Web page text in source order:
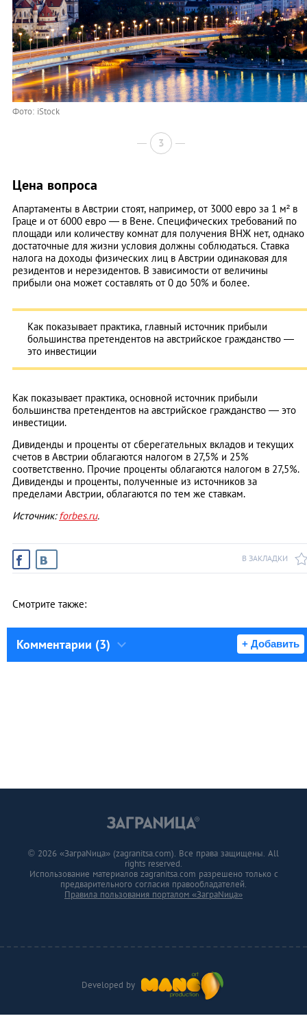
Фото: iStock
3
Цена вопроса
Апартаменты в Австрии стоят, например, от 3000 евро за 1 м² в
Граце и от 6000 евро — в Вене. Специфических требований по
площади или количеству комнат для получения ВНЖ нет, однако
достаточные для жизни условия должны соблюдаться. Ставка
налога на доходы физических лиц в Австрии одинаковая для
резидентов и нерезидентов. В зависимости от величины
прибыли она может составлять от 0 до 50% и более.
Как показывает практика, главный источник прибыли
большинства претендентов на австрийское гражданство —
это инвестиции
Как показывает практика, основной источник прибыли
большинства претендентов на австрийское гражданство — это
инвестиции.
Дивиденды и проценты от сберегательных вкладов и текущих
счетов в Австрии облагаются налогом в 27,5% и 25%
соответственно. Прочие проценты облагаются налогом в 27,5%.
Дивиденды и проценты, полученные из источников за
пределами Австрии, облагаются по тем же ставкам.
Источник:forbes.ru.
В ЗАКЛАДКИ
Смотрите также:
Комментарии (3) + Добавить
Developed by
© 2026 «ЗаграNица» (zagranitsa.com). Все права защищены. All
rights reserved.
Использование материалов zagranitsa.com разрешено только с
предварительного согласия правообладателей.
Правила пользования порталом «ЗаграNица»